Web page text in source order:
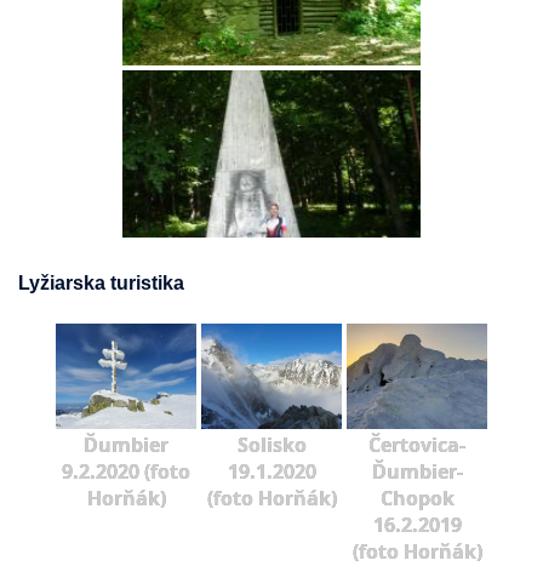
Lyžiarska turistika
Ďumbier
9.2.2020 (foto
Horňák)
Solisko
19.1.2020
(foto Horňák)
Čertovica-
Ďumbier-
Chopok
16.2.2019
(foto Horňák)